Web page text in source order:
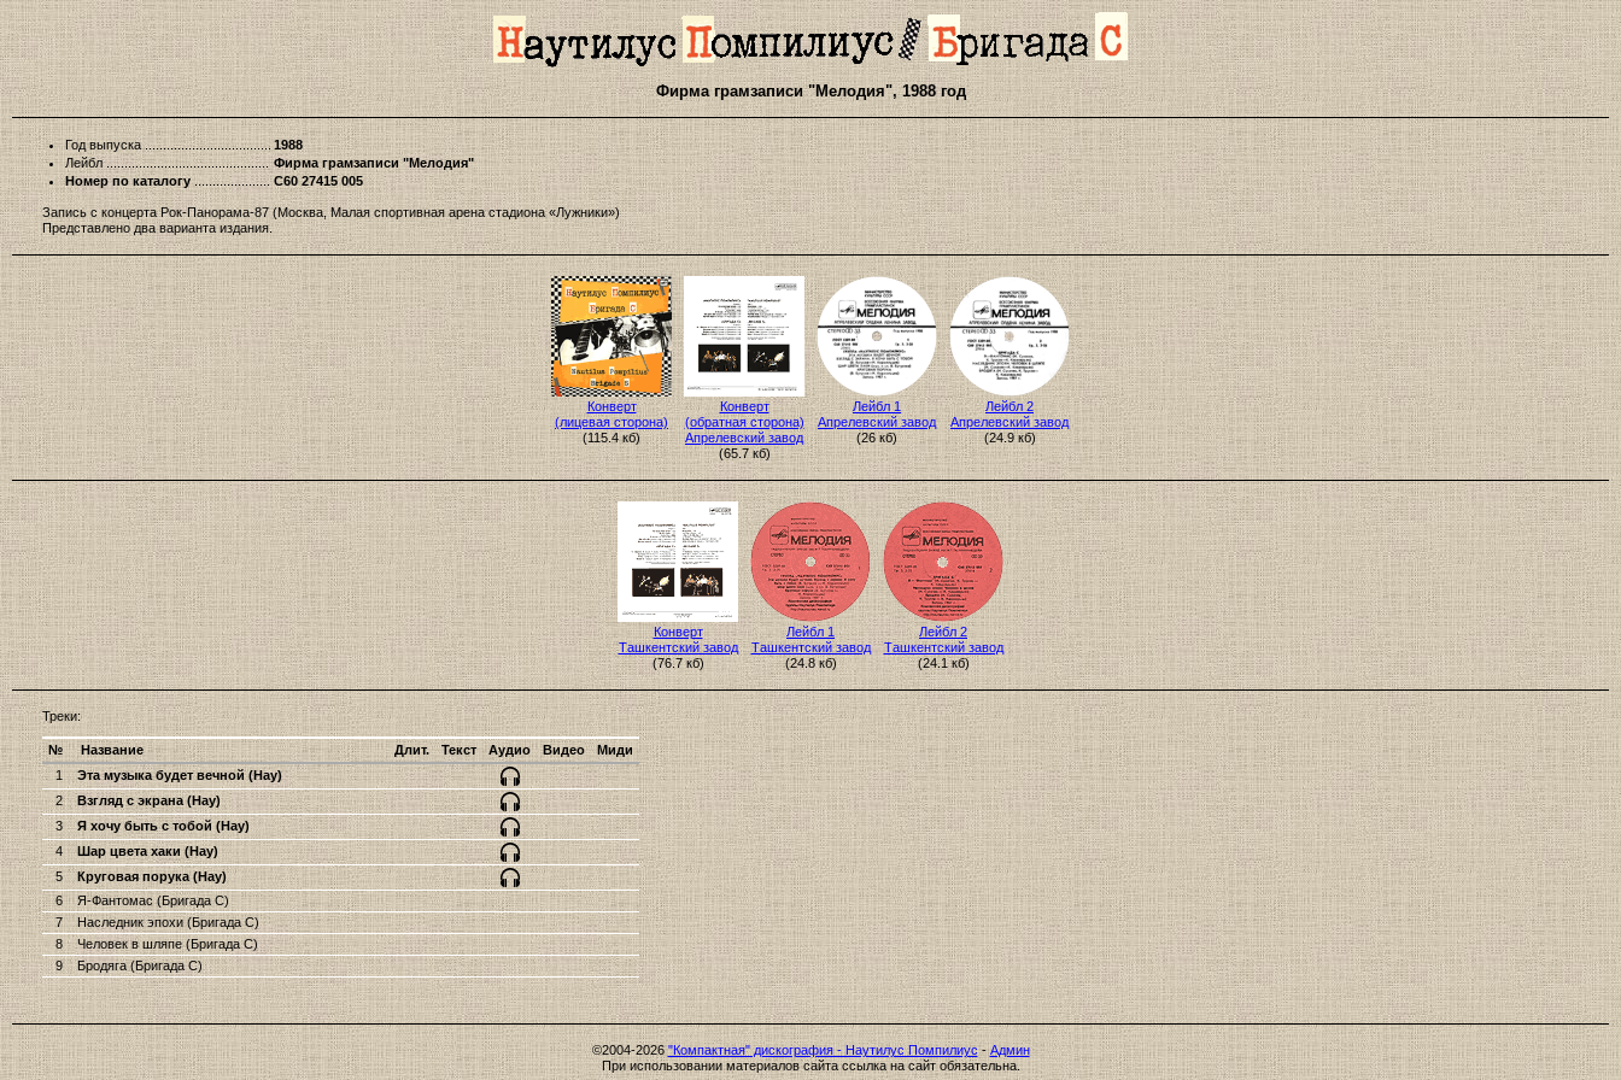
Фирма грамзаписи "Мелодия", 1988 год
Год выпуска
1988
Лейбл
Фирма грамзаписи "Мелодия"
Номер по каталогу
С60 27415 005
Запись с концерта Рок-Панорама-87 (Москва, Малая спортивная арена стадиона «Лужники»)
Представлено два варианта издания.
Конверт
(лицевая сторона)
(115.4 кб)
Конверт
(обратная сторона)
Апрелевcкий завод
(65.7 кб)
Лейбл 1
Апрелевcкий завод
(26 кб)
Лейбл 2
Апрелевcкий завод
(24.9 кб)
Конверт
Ташкентский завод
(76.7 кб)
Лейбл 1
Ташкентский завод
(24.8 кб)
Лейбл 2
Ташкентский завод
(24.1 кб)
Треки:
№ Название Длит. Текст Аудио Видео
Миди
1
Эта музыка будет вечной (Нау)
2
Взгляд с экрана (Нау)
3
Я хочу быть с тобой (Нау)
4
Шар цвета хаки (Нау)
5
Круговая порука (Нау)
6
Я-Фантомас (Бригада С)
7
Наследник эпохи (Бригада С)
8
Человек в шляпе (Бригада С)
9
Бродяга (Бригада С)
©2004-2026"Компактная" дискография - Наутилус Помпилиус- Админ
При использовании материалов сайта ссылка на сайт обязательна.